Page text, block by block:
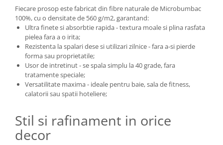
Fiecare prosop este fabricat din fibre naturale de Microbumbac
100%, cu o densitate de 560 g/m2, garantand:
Ultra finete si absorbtie rapida - textura moale si plina rasfata
pielea fara a o irita;
Rezistenta la spalari dese si utilizari zilnice - fara a-si pierde
forma sau proprietatile;
Usor de intretinut - se spala simplu la 40 grade, fara
tratamente speciale;
Versatilitate maxima - ideale pentru baie, sala de fitness,
calatorii sau spatii hoteliere;
Stil si rafinament in orice
decor